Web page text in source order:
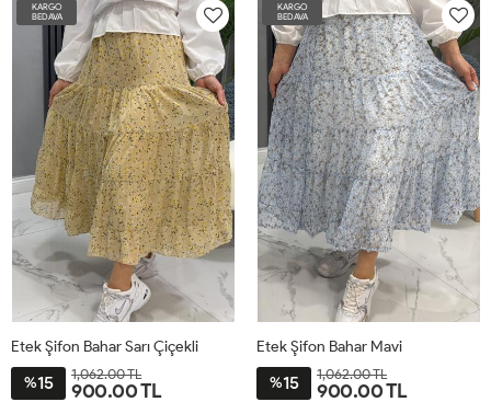
KARGO
BEDAVA
Etek Şifon Bahar Sarı Çiçekli
%15 1,062.00 TL
900.00 TL
KARGO
BEDAVA
Etek Şifon Bahar Mavi
%15 1,062.00 TL
900.00 TL